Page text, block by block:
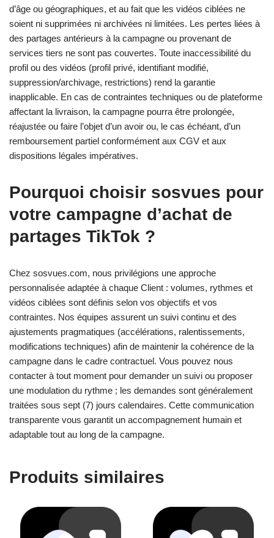
d’âge ou géographiques, et au fait que les vidéos ciblées ne
soient ni supprimées ni archivées ni limitées. Les pertes liées à
des partages antérieurs à la campagne ou provenant de
services tiers ne sont pas couvertes. Toute inaccessibilité du
profil ou des vidéos (profil privé, identifiant modifié,
suppression/archivage, restrictions) rend la garantie
inapplicable. En cas de contraintes techniques ou de plateforme
affectant la livraison, la campagne pourra être prolongée,
réajustée ou faire l’objet d’un avoir ou, le cas échéant, d’un
remboursement partiel conformément aux CGV et aux
dispositions légales impératives.
Pourquoi choisir sosvues pour
votre campagne d’achat de
partages TikTok ?
Chez sosvues.com, nous privilégions une approche
personnalisée adaptée à chaque Client : volumes, rythmes et
vidéos ciblées sont définis selon vos objectifs et vos
contraintes. Nos équipes assurent un suivi continu et des
ajustements pragmatiques (accélérations, ralentissements,
modifications techniques) afin de maintenir la cohérence de la
campagne dans le cadre contractuel. Vous pouvez nous
contacter à tout moment pour demander un suivi ou proposer
une modulation du rythme ; les demandes sont généralement
traitées sous sept (7) jours calendaires. Cette communication
transparente vous garantit un accompagnement humain et
adaptable tout au long de la campagne.
Produits similaires